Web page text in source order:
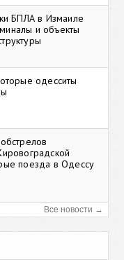
БПЛА в Измаиле
и объекты
одесситы
поезда в Одессу
Все новости →